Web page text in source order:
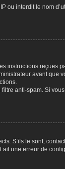
ou interdit le nom
instructions reçues
avant que
anti-spam. Si
S’ils le sont,
ait une erreur de